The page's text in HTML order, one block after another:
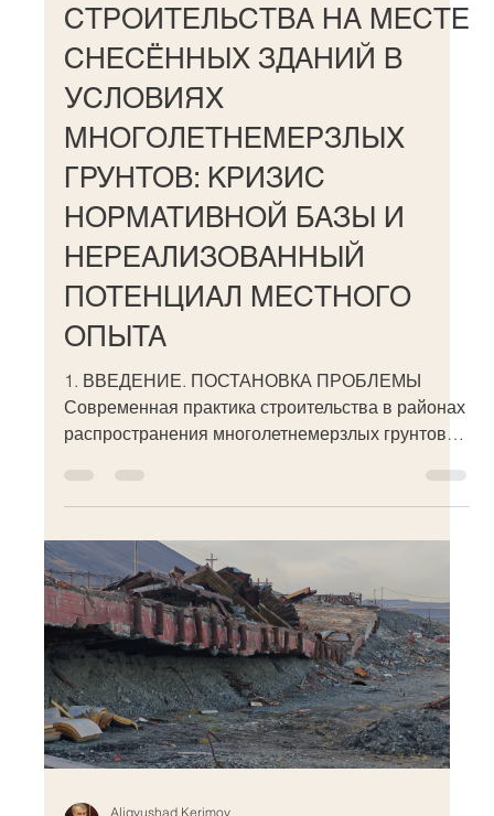
СТРОИТЕЛЬСТВА НА МЕСТЕ
СНЕСЁННЫХ ЗДАНИЙ В
УСЛОВИЯХ
МНОГОЛЕТНЕМЕРЗЛЫХ
ГРУНТОВ: КРИЗИС
НОРМАТИВНОЙ БАЗЫ И
НЕРЕАЛИЗОВАННЫЙ
ПОТЕНЦИАЛ МЕСТНОГО
ОПЫТА
1. ВВЕДЕНИЕ. ПОСТАНОВКА ПРОБЛЕМЫ
Современная практика строительства в районах
распространения многолетнемерзлых грунтов
идёт о селитебных зонах, где
эксплуатировавшиеся в течение десятилетий
здания признаны аварийными и подлежат сносу
по причине растепления мерзлоты и утраты
несущей способности свайных фундаментов.
Ключевой парадокс: на месте техногенно
нарушенных грунтов, непригодных для д
Aligyushad Kerimov